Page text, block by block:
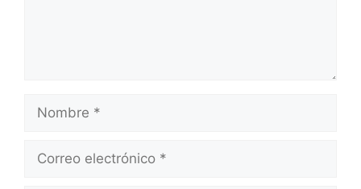
electrónico